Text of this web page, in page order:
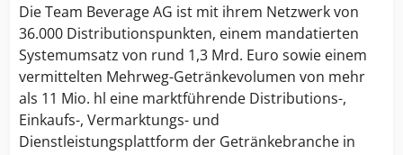
Die Team Beverage AG ist mit ihrem Netzwerk von
36.000 Distributionspunkten, einem mandatierten
Systemumsatz von rund 1,3 Mrd. Euro sowie einem
vermittelten Mehrweg-Getränkevolumen von mehr
als 11 Mio. hl eine marktführende Distributions-,
Einkaufs-, Vermarktungs- und
Dienstleistungsplattform der Getränkebranche in